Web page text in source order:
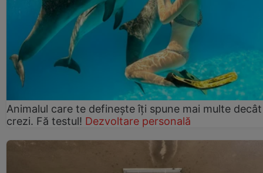
Animalul care te definește îți spune mai multe decât
crezi. Fă testul! Dezvoltare personală